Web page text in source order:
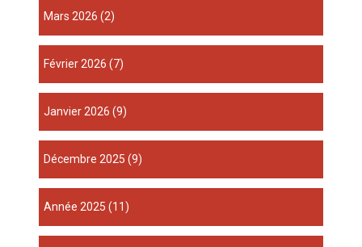
mars 2026 (2)
février 2026 (7)
janvier 2026 (9)
décembre 2025 (9)
année 2025 (11)